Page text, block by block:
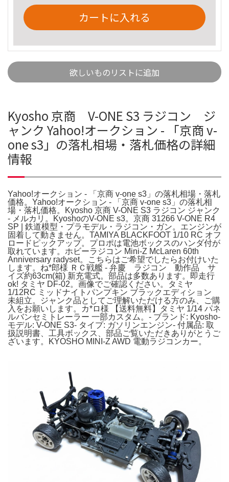
カートに入れる
欲しいものリストに追加
Kyosho 京商 V-ONE S3 ラジコン ジ
ャンク Yahoo!オークション - 「京商 v-
one s3」の落札相場・落札価格の詳細
情報
Yahoo!オークション - 「京商 v-one s3」の落札相場・落札
価格。Yahoo!オークション - 「京商 v-one s3」の落札相
場・落札価格。Kyosho 京商 V-ONE S3 ラジコン ジャンク
- メルカリ。KyoshoのV-ONE s3。京商 31266 V-ONE R4
SP | 鉄道模型・プラモデル・ラジコン・ガン。エンジンが
固着して動きません。TAMIYA BLACKFOOT 1/10 RC オフ
ロードピックアップ。プロポは電池ボックスのハンダ付が
取れています。ホビーラジコン Mini-Z McLaren 60th
Anniversary radyset。こちらはご希望でしたらお付けいた
します。ね*郎様 ＲＣ戦艦 - 弁慶 ラジコン 動作品 サ
イズ約63cm(箱) 新充電式。部品は多数あります。即走行
ok! タミヤ DF-02。画像でご確認ください。タミヤ
1/12RC ミッドナイトパンプキン ブラックエディション
未組立。ジャンク品としてご理解いただける方のみ、ご購
入をお願いします。カ*ロ様 【送料無料】タミヤ 1/14 パネ
ルバンセミトレーラー 一部カスタム。- ブランド: Kyosho-
モデル: V-ONE S3- タイプ: ガソリンエンジン- 付属品: 取
扱説明書、工具ボックス、部品ご覧いただきありがとうご
ざいます。KYOSHO MINI-Z AWD 電動ラジコンカー。